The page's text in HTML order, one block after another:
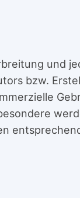
und
bzw.